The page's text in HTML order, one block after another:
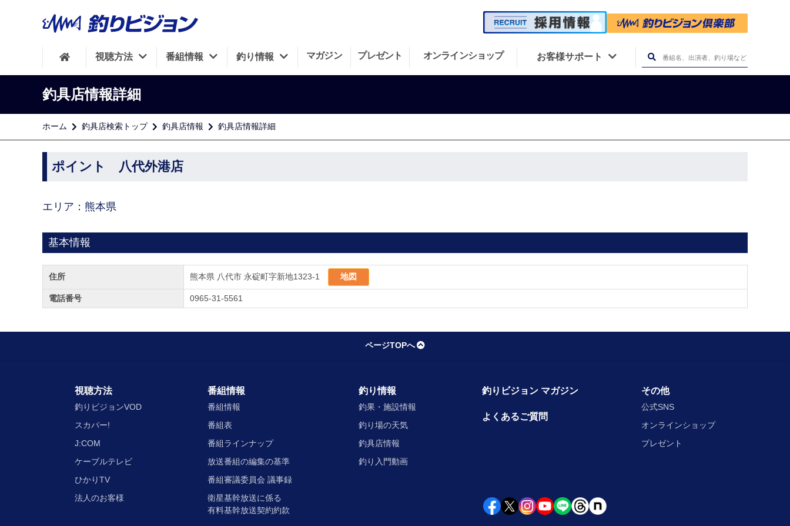
視聴方法 番組情報 釣り情報 マガジン プレゼント オンラインショップ お客様サポート
釣具店情報詳細
ホーム 釣具店検索トップ 釣具店情報 釣具店情報詳細
ポイント 八代外港店
エリア：熊本県
基本情報
住所 熊本県 八代市 永碇町字新地1323-1 地図
電話番号 0965-31-5561
ページTOPへ
視聴方法
釣りビジョンVOD
スカパー!
J:COM
ケーブルテレビ
ひかりTV
法人のお客様
番組情報
番組情報
番組表
番組ラインナップ
放送番組の編集の基準
番組審議委員会 議事録
衛星基幹放送に係る
有料基幹放送契約約款
釣り情報
釣果・施設情報
釣り場の天気
釣具店情報
釣り入門動画
釣りビジョン マガジン
よくあるご質問
その他
公式SNS
オンラインショップ
プレゼント